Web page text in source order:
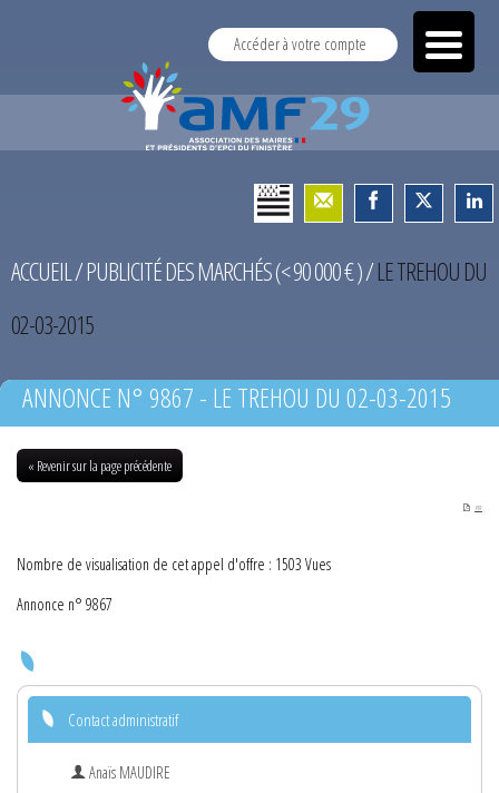
Accéder à votre compte
ACCUEIL/PUBLICITÉ DES MARCHÉS (< 90 000 € )/LE TREHOU DU
02-03-2015
ANNONCE N° 9867 - LE TREHOU DU 02-03-2015
« Revenir sur la page précédente
PDF
Nombre de visualisation de cet appel d'offre : 1503 Vues
Annonce n° 9867
Contact administratif
Anaïs MAUDIRE